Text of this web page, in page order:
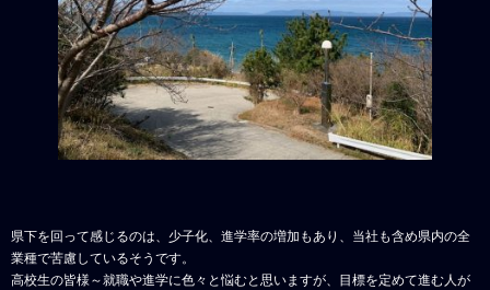
県下を回って感じるのは、少子化、進学率の増加もあり、当社も含め県内の全
業種で苦慮しているそうです。
高校生の皆様～就職や進学に色々と悩むと思いますが、目標を定めて進む人が